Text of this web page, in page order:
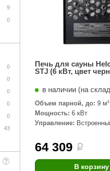
ASTON
Баня
IDABIO
Tulikivi
WDT
Schiedel
Craft
Maestro
9
0
0
0
0
0
0
43
Печь для сауны
STJ (6 кВт, цвет
в наличии (на
Объем парной, до: 9 м³
Мощность: 6 кВт
Управление:
64 309 i
В корзину